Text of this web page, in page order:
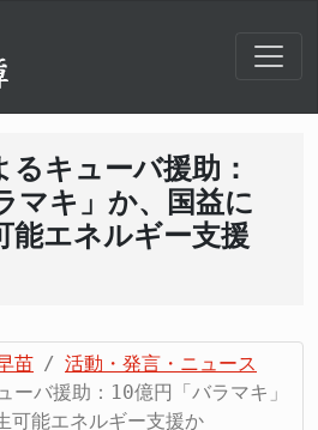
るキューバ援助：
マキ」か、国益に
能エネルギー支援
苗
活動・発言・ニュース
ーバ援助：10億円「バラマキ」
可能エネルギー支援か